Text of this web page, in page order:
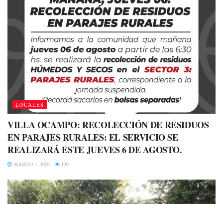
LOCALES
VILLA OCAMPO: RECOLECCIÓN DE RESIDUOS
EN PARAJES RURALES: EL SERVICIO SE
REALIZARÁ ESTE JUEVES 6 DE AGOSTO.
AGOSTO 5, 2026 120